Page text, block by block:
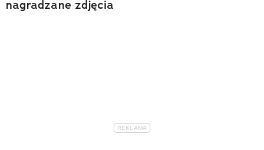
nagradzane zdjęcia